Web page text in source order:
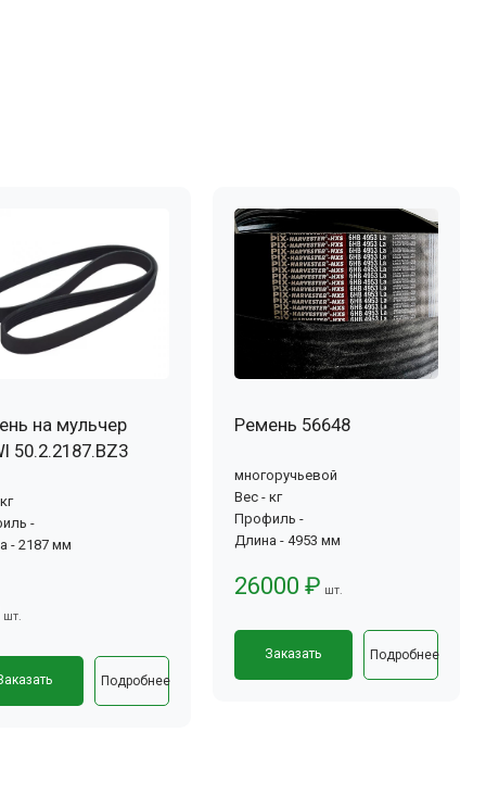
на мульчер
50.2.2187.BZ3
-
- 2187 мм
шт.
Подробнее
Ремень 56648
многоручьевой
Вес - кг
Профиль -
Длина - 4953 мм
26000 ₽ шт.
Заказать Подробнее